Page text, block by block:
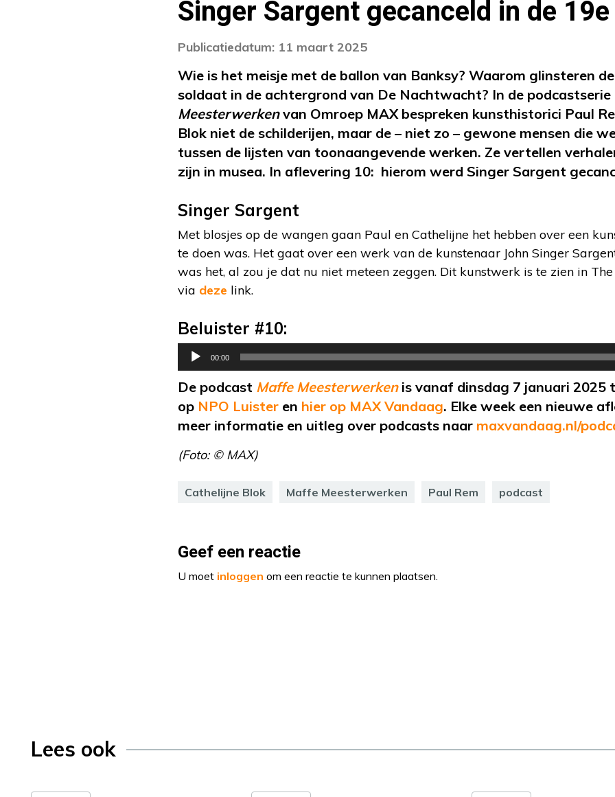
Singer Sargent gecanceld in de
Publicatiedatum: 11 maart 2025
Wie is het meisje met de ballon van Banksy? Waarom glinsteren
soldaat in de achtergrond van De Nachtwacht? In de podcastserie
Meesterwerkenvan Omroep MAX bespreken kunsthistorici Paul
Blok niet de schilderijen, maar de – niet zo – gewone mensen die
tussen de lijsten van toonaangevende werken. Ze vertellen
zijn in musea. In aflevering 10: hierom werd Singer Sargent
Singer Sargent
Met blosjes op de wangen gaan Paul en Cathelijne het hebben over een
te doen was. Het gaat over een werk van de kunstenaar John Singer
was het, al zou je dat nu niet meteen zeggen. Dit kunstwerk is te zien in
via deze link.
Beluister #10:
Audiospeler
00:00
De podcast Maffe Meesterwerkenis vanaf dinsdag 7 januari 2025
op NPO Luister en hier op MAX Vandaag. Elke week een nieuwe
meer informatie en uitleg over podcasts naar maxvandaag.nl/
(Foto: © MAX)
Cathelijne Blok Maffe Meesterwerken Paul Rem podcast
Geef een reactie
U moet inloggen om een reactie te kunnen plaatsen.
Lees ook